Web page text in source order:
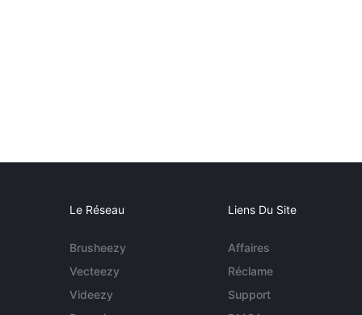
Le Réseau
Brusheezy
Vecteezy
Videezy
Liens Du Site
Affaires
Réclame
Support